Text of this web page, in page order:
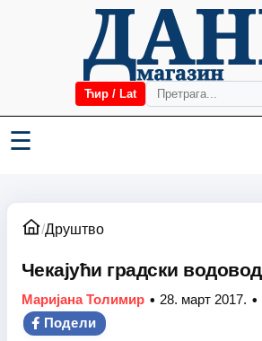
Ћир / Lat
☰
/Друштво
Чекајући градски
Маријана Толимир • 28. март 2017. •
Подели